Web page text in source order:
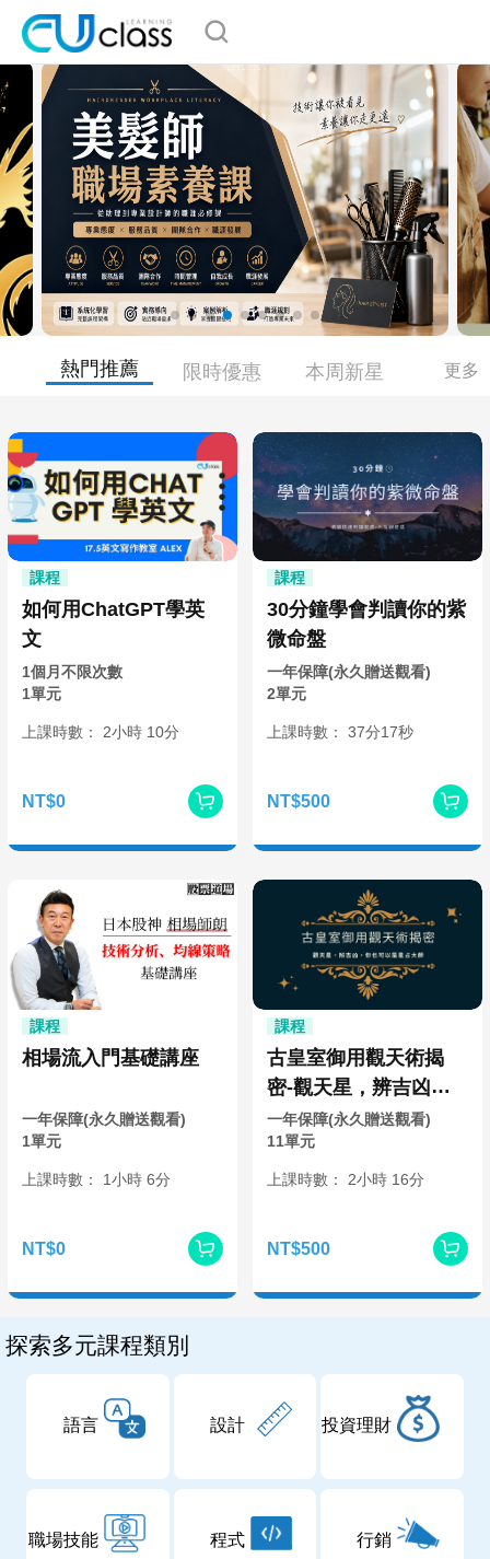
熱門推薦 限時優惠 本周新星 更多
課程
如何用ChatGPT學英
文
1個月不限次數
1單元
上課時數： 2小時 10分
NT$0
課程
30分鐘學會判讀你的紫
微命盤
一年保障(永久贈送觀看)
2單元
上課時數： 37分17秒
NT$500
課程
相場流入門基礎講座
一年保障(永久贈送觀看)
1單元
上課時數： 1 小時 6分
NT$0
課程
古皇室御用觀天術揭
密-觀天星，辨吉凶，
你也可以是國師
一年保障(永久贈送觀看)
11單元
上課時數： 2小時 16分
NT$500
探索多元課程類別
語言 設計 投資理財
職場技能 程式 行銷